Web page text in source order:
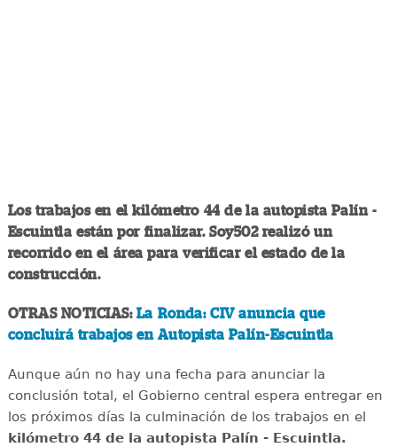
Los trabajos en el kilómetro 44 de la autopista Palín -
Escuintla están por finalizar. Soy502 realizó un
recorrido en el área para verificar el estado de la
construcción.
OTRAS NOTICIAS: La Ronda: CIV anuncia que
concluirá trabajos en Autopista Palín-Escuintla
Aunque aún no hay una fecha para anunciar la
conclusión total, el Gobierno central espera entregar en
los próximos días la culminación de los trabajos en el
kilómetro 44 de la autopista Palín - Escuintla.